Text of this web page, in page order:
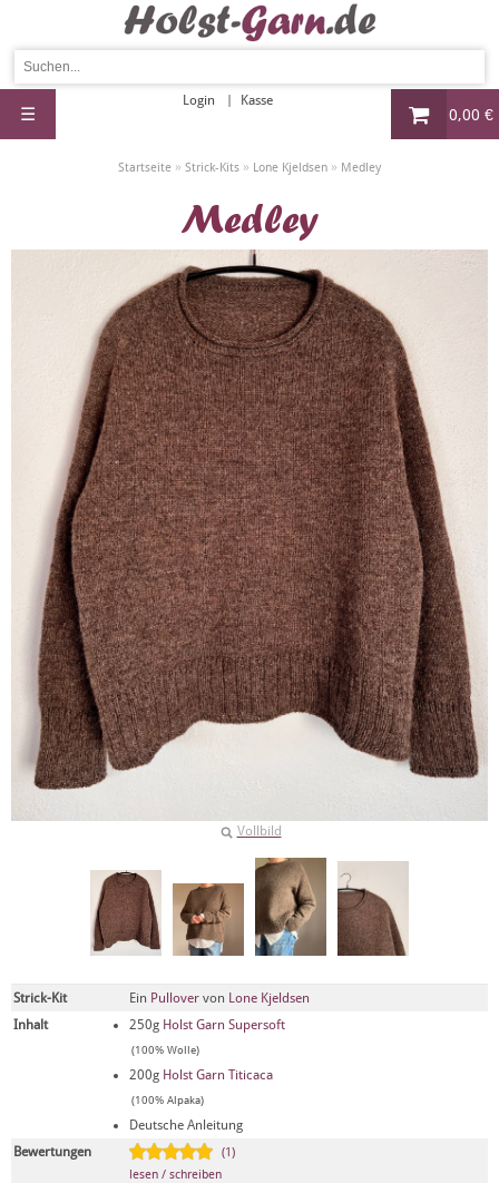
0,00 €
Login Kasse
☰
Startseite » Strick-Kits » Lone Kjeldsen » Medley
Medley
Vollbild
Strick-Kit Ein Pullover von Lone Kjeldsen
Inhalt
250g Holst Garn Supersoft
(100% Wolle)
200g Holst Garn Titicaca
(100% Alpaka)
Deutsche Anleitung
Bewertungen
(1)
lesen / schreiben